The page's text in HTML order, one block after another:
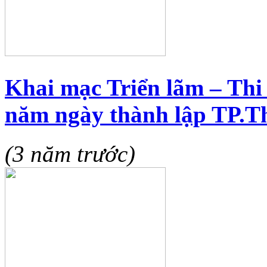
Khai mạc Triển lãm –
năm ngày thành lập
(3 năm trước)